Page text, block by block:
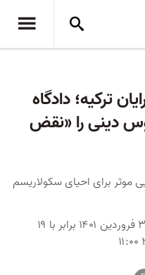
ترکیه؛ دادگاه
دینی را «نقض
موثر برای احیای سکولاریسم
سه شنبه ۳۰ فروردین ۱۴۰۱ برابر با ۱۹